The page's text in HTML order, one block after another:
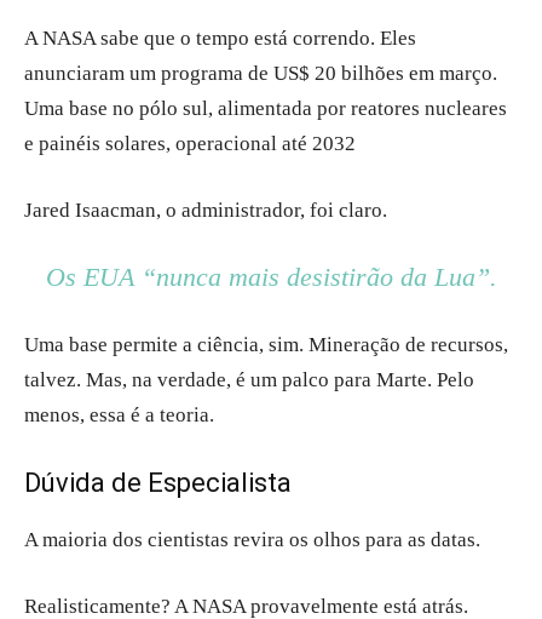
A NASA sabe que o tempo está correndo. Eles
anunciaram um programa de US$ 20 bilhões em março.
Uma base no pólo sul, alimentada por reatores nucleares
e painéis solares, operacional até 2032
Jared Isaacman, o administrador, foi claro.
Os EUA “nunca mais desistirão da Lua”.
Uma base permite a ciência, sim. Mineração de recursos,
talvez. Mas, na verdade, é um palco para Marte. Pelo
menos, essa é a teoria.
Dúvida de Especialista
A maioria dos cientistas revira os olhos para as datas.
Realisticamente? A NASA provavelmente está atrás.